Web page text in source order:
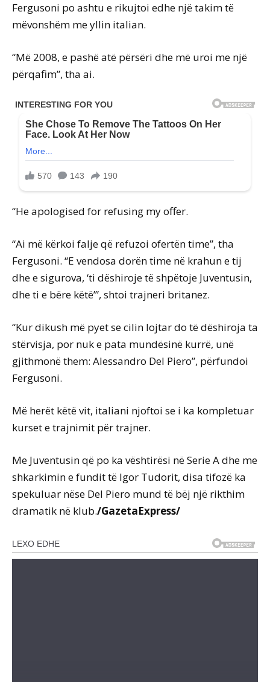
Fergusoni po ashtu e rikujtoi edhe një takim të
mëvonshëm me yllin italian.
“Më 2008, e pashë atë përsëri dhe më uroi me një
përqafim”, tha ai.
“He apologised for refusing my offer.
“Ai më kërkoi falje që refuzoi ofertën time”, tha
Fergusoni. “E vendosa dorën time në krahun e tij
dhe e sigurova, ‘ti dëshiroje të shpëtoje Juventusin,
dhe ti e bëre këtë’”, shtoi trajneri britanez.
“Kur dikush më pyet se cilin lojtar do të dëshiroja ta
stërvisja, por nuk e pata mundësinë kurrë, unë
gjithmonë them: Alessandro Del Piero”, përfundoi
Fergusoni.
Më herët këtë vit, italiani njoftoi se i ka kompletuar
kurset e trajnimit për trajner.
Me Juventusin që po ka vështirësi në Serie A dhe me
shkarkimin e fundit të Igor Tudorit, disa tifozë ka
spekuluar nëse Del Piero mund të bëj një rikthim
dramatik në klub./GazetaExpress/